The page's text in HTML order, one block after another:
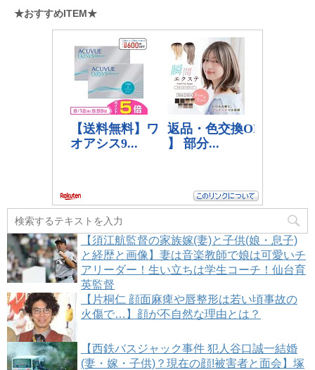
★おすすめITEM★
【須江航監督の家族嫁(妻)と子供(娘・息子)
と経歴と画像】妻は音楽教師で娘は可愛いチ
アリーダー！生い立ちは学生コーチ！仙台育
英監督
【片桐仁 顔面麻痺や唇整形は若い頃事故の
火傷で…】顔が不自然な理由とは？
【西鉄バスジャック事件 犯人谷口誠一結婚
(妻・嫁・子供)？現在の顔!被害者と面会】塚